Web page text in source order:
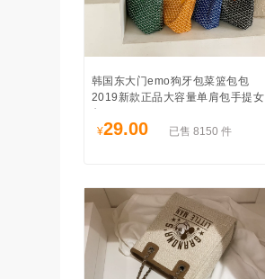
韩国东大门emo狗牙包菜篮包包
2019新款正品大容量单肩包手提女
¥29.00 已售 8150 件